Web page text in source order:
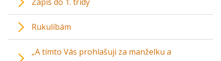
Rukulíbám
„A tímto Vás prohlašuji za manželku a